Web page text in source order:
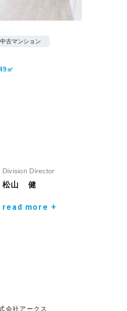
中古マンション
㎡
Division Director
松山 健
read more +
会社アークス